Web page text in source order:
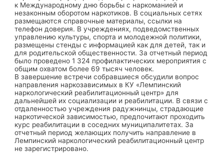
к Международному дню борьбы с наркоманией и
незаконным оборотом наркотиков. В социальных сетях
размещаются справочные материалы, ссылки на
телефон доверия. В учреждениях, подведомственных
управлению культуры, спорта и молодежной политики,
размещены стенды с информацией как для детей, так и
для родительской общественности. За отчетный период
было проведено 1 324 профилактических мероприятия с
общим охватом более 69 тысяч человек.
В завершение встречи собравшиеся обсудили вопрос
направления наркозависимых в КУ «Лемпинский
наркологический реабилитационный центр» для
дальнейшей их социализации и реабилитации. В связи с
отдаленностью учреждения радужнинцы, страдающие
наркотической зависимостью, предпочитают проходить
курс реабилитации в соседних муниципалитетах. За
отчетный период желающих получить направление в
Лемпинский наркологический реабилитационный центр
не зарегистрировано.